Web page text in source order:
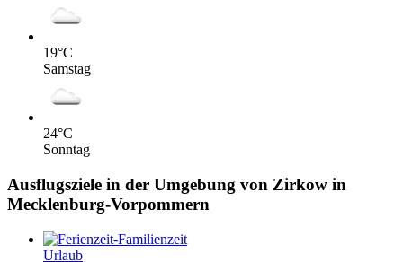
19°C
Samstag
24°C
Sonntag
Ausflugsziele in der Umgebung von Zirkow in
Mecklenburg-Vorpommern
Urlaub